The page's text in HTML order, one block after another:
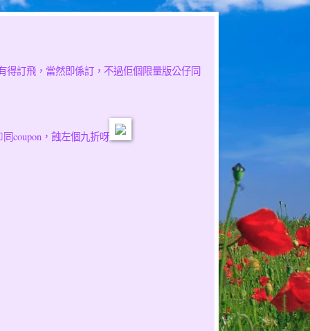
訂飛，當然即係訂，不過佢個限量版公仔同
coupon，蝕左個九折呀